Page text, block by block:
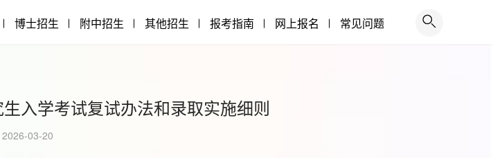
博士招生 附中招生 其他招生 报考指南 网上报名 常见问题
入学考试复试办法和录取实施细则
2026-03-20